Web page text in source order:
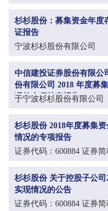
杉杉股份：募集资金年度
证报告
宁波杉杉股份有限公司
中信建投证券股份有限公
份有限公司 2018 年度募
况的专项核查报告
于宁波杉杉股份有限公司
杉杉股份 2018年度募集
情况的专项报告
证券代码：600884 证券
杉杉股份 关于控股子公司
实现情况的公告
证券代码：600884 证券